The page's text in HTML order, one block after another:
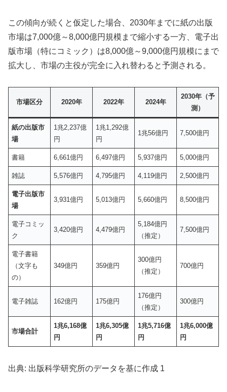
この傾向が続くと仮定した場合、2030年までに紙の出版
市場は7,000億～8,000億円規模まで縮小する一方、電子出
版市場（特にコミック）は8,000億～9,000億円規模にまで
拡大し、市場の主役が完全に入れ替わると予測される。
市場区分 2020年 2022年 2024年
2030年（予
測）
紙の出版市
場
1兆2,237億
円
1兆1,292億
円
1兆56億円 7,500億円
書籍 6,661億円 6,497億円 5,937億円 5,000億円
雑誌 5,576億円 4,795億円 4,119億円 2,500億円
電子出版市
場
3,931億円 5,013億円 5,660億円 8,500億円
電子コミッ
ク
3,420億円 4,479億円
5,184億円
（推定）
7,500億円
電子書籍
（文字も
の）
349億円 359億円
300億円
（推定）
700億円
電子雑誌 162億円 175億円
176億円
（推定）
300億円
市場合計
1兆6,168億
円
1兆6,305億
円
1兆5,716億
円
1兆6,000億
円
出典: 出版科学研究所のデータを基に作成 1